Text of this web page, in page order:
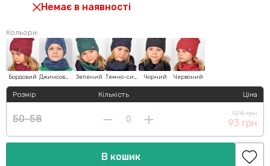
Немає в наявності
Кольори:
Бордовий Джинсовий Зелений Темно-синій Чорний Червоний
Розмір
50-58
Кількість Ціна
124 грн
93 грн
В кошик